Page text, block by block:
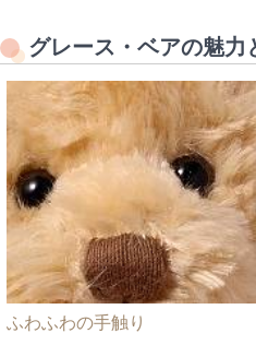
グレース・ベアの魅力
ふわふわの手触り